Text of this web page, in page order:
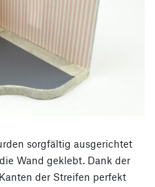
sorgfältig ausgerichtet
Wand geklebt. Dank der
der Streifen perfekt